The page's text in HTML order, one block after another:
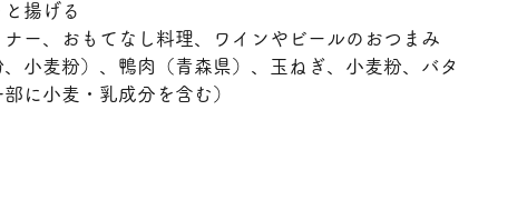
揚げる
ー、おもてなし料理、ワインやビールのおつまみ
小麦粉）、鴨肉（青森県）、玉ねぎ、小麦粉、バタ
に小麦・乳成分を含む）